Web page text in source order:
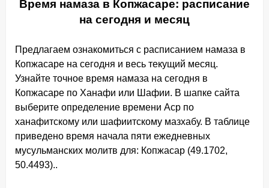
Время намаза в Копжасаре: расписание
на сегодня и месяц
Предлагаем ознакомиться с расписанием намаза в
Копжасаре на сегодня и весь текущий месяц.
Узнайте точное время намаза на сегодня в
Копжасаре по Ханафи или Шафии. В шапке сайта
выберите определение времени Аср по
ханафитскому или шафиитскому мазхабу. В таблице
приведено время начала пяти ежедневных
мусульманских молитв для: Копжасар (49.1702,
50.4493)..